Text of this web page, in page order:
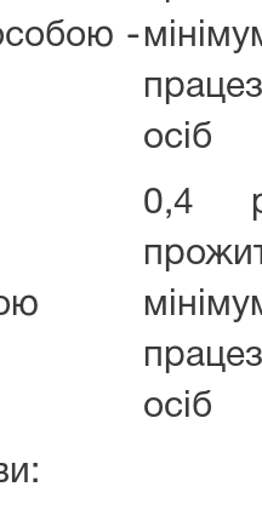
-
осіб
0,4
осіб